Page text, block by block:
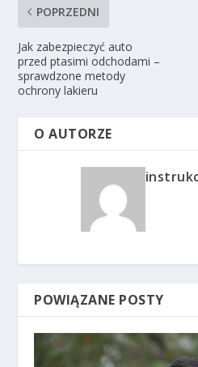
POPRZEDNI
Jak zabezpieczyć auto
przed ptasimi odchodami –
sprawdzone metody
ochrony lakieru
O AUTORZE
POWIĄZANE POSTY